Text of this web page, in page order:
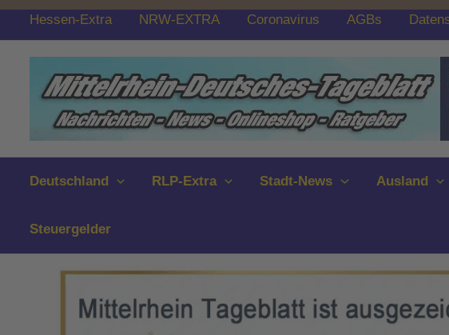
Zum
springen
Hessen-Extra NRW-EXTRA Coronavirus AGBs
Deutschland RLP-Extra Stadt-News Ausland
Steuergelder